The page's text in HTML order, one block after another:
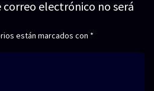
correo electrónico no será
están marcados con *